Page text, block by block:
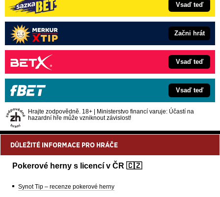
Vsaď teď
Začni hrát
Vsaď teď
Vsaď teď
Hrajte zodpovědně. 18+ | Ministerstvo financí varuje: Účastí na
hazardní hře může vzniknout závislost!
DŮLEŽITÉ INFORMACE PRO HRÁČE
Pokerové herny s licencí v ČR 🇨🇿
Synot Tip – recenze pokerové herny